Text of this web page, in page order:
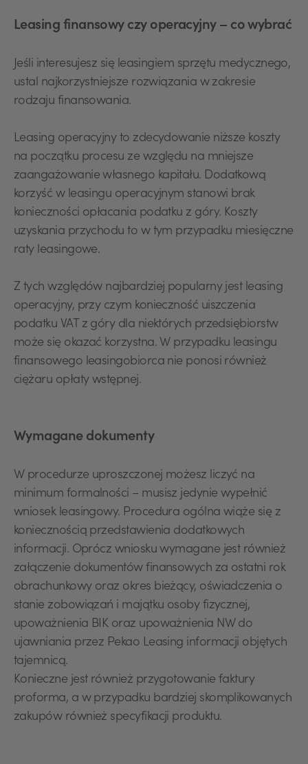
Leasing finansowy czy operacyjny – co wybrać
Jeśli interesujesz się leasingiem sprzętu medycznego,
ustal najkorzystniejsze rozwiązania w zakresie
rodzaju finansowania.
Leasing operacyjny to zdecydowanie niższe koszty
na początku procesu ze względu na mniejsze
zaangażowanie własnego kapitału. Dodatkową
korzyść w leasingu operacyjnym stanowi brak
konieczności opłacania podatku z góry. Koszty
uzyskania przychodu to w tym przypadku miesięczne
raty leasingowe.
Z tych względów najbardziej popularny jest leasing
operacyjny, przy czym konieczność uiszczenia
podatku VAT z góry dla niektórych przedsiębiorstw
może się okazać korzystna. W przypadku leasingu
finansowego leasingobiorca nie ponosi również
ciężaru opłaty wstępnej.
Wymagane dokumenty
W procedurze uproszczonej możesz liczyć na
minimum formalności – musisz jedynie wypełnić
wniosek leasingowy. Procedura ogólna wiąże się z
koniecznością przedstawienia dodatkowych
informacji. Oprócz wniosku wymagane jest również
załączenie dokumentów finansowych za ostatni rok
obrachunkowy oraz okres bieżący, oświadczenia o
stanie zobowiązań i majątku osoby fizycznej,
upoważnienia BIK oraz upoważnienia NW do
ujawniania przez Pekao Leasing informacji objętych
tajemnicą.
Konieczne jest również przygotowanie faktury
proforma, a w przypadku bardziej skomplikowanych
zakupów również specyfikacji produktu.